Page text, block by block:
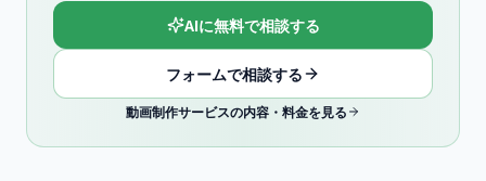
AIに無料で相談する
フォームで相談する
動画制作サービスの内容・料金を見る